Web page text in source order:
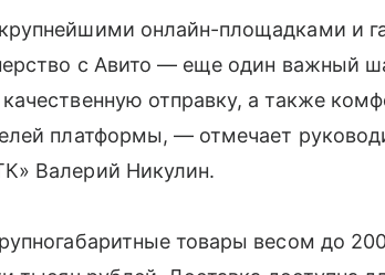
онлайн-площадками и
с Авито — еще один важный
отправку, а также
платформы, — отмечает
Валерий Никулин.
товары весом до